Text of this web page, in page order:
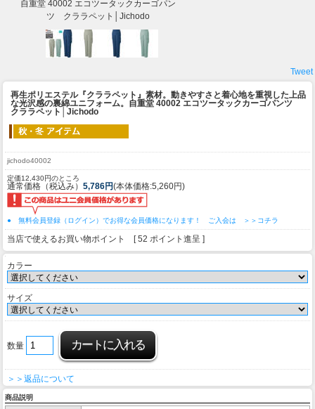
自重堂 40002 エコツータックカーゴパン
ツ クララペット│Jichodo
Tweet
再生ポリエステル『クララペット』素材。動きやすさと着心地を重視した上品
な光沢感の裏綿ユニフォーム。 自重堂 40002 エコツータックカーゴパンツ
クララペット│Jichodo
jichodo40002
定価12,430円のところ
通常価格（税込み） 5,786円(本体価格:5,260円)
● 無料会員登録（ログイン）でお得な会員価格になります！ ご入会は ＞＞コチラ
当店で使えるお買い物ポイント [ 52 ポイント進呈 ]
カラー
サイズ
数量
＞＞返品について
商品説明